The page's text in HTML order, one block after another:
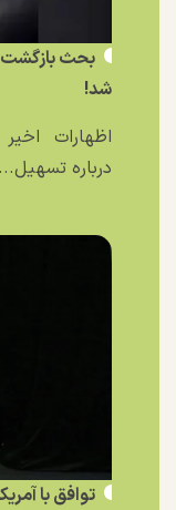
بحث بازگشت
شد!
اظهارات
درباره تسهیل...
توافق با